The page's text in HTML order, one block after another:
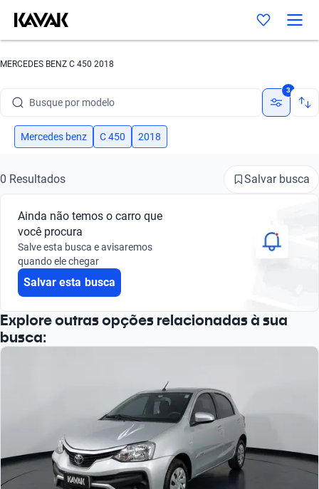
MERCEDES BENZ C 450 2018
Busque por modelo
Busque por versão
Busque por marca
Busque por modelo
Busque por versão
3
Mercedes benz C 450 2018
0 Resultados Salvar busca
Ainda não temos o carro que
você procura
Salve esta busca e avisaremos
quando ele chegar
Salvar esta busca
Explore outras opções relacionadas à sua
busca: